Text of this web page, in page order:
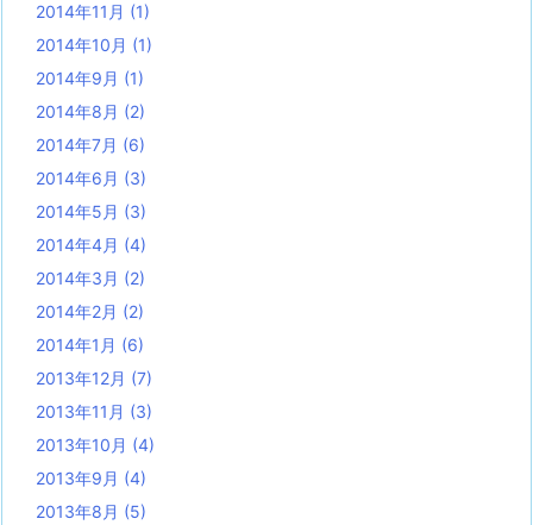
2014年11月 (1)
2014年10月 (1)
2014年9月 (1)
2014年8月 (2)
2014年7月 (6)
2014年6月 (3)
2014年5月 (3)
2014年4月 (4)
2014年3月 (2)
2014年2月 (2)
2014年1月 (6)
2013年12月 (7)
2013年11月 (3)
2013年10月 (4)
2013年9月 (4)
2013年8月 (5)